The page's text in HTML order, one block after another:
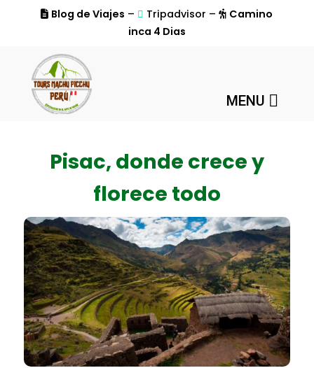
Blog de Viajes – Tripadvisor –
Camino
inca 4 Dias
MENU
Pisac, donde crece y
florece todo